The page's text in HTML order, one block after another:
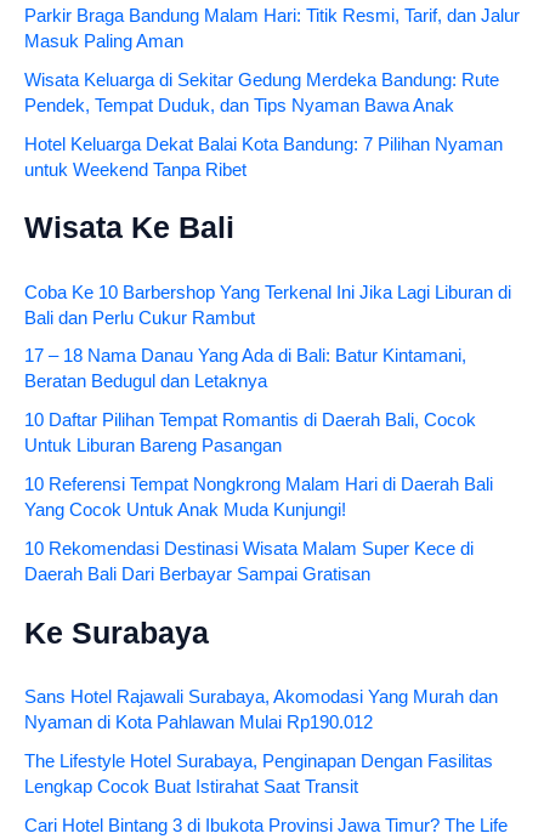
Parkir Braga Bandung Malam Hari: Titik Resmi, Tarif, dan Jalur
Masuk Paling Aman
Wisata Keluarga di Sekitar Gedung Merdeka Bandung: Rute
Pendek, Tempat Duduk, dan Tips Nyaman Bawa Anak
Hotel Keluarga Dekat Balai Kota Bandung: 7 Pilihan Nyaman
untuk Weekend Tanpa Ribet
Wisata Ke Bali
Coba Ke 10 Barbershop Yang Terkenal Ini Jika Lagi Liburan di
Bali dan Perlu Cukur Rambut
17 – 18 Nama Danau Yang Ada di Bali: Batur Kintamani,
Beratan Bedugul dan Letaknya
10 Daftar Pilihan Tempat Romantis di Daerah Bali, Cocok
Untuk Liburan Bareng Pasangan
10 Referensi Tempat Nongkrong Malam Hari di Daerah Bali
Yang Cocok Untuk Anak Muda Kunjungi!
10 Rekomendasi Destinasi Wisata Malam Super Kece di
Daerah Bali Dari Berbayar Sampai Gratisan
Ke Surabaya
Sans Hotel Rajawali Surabaya, Akomodasi Yang Murah dan
Nyaman di Kota Pahlawan Mulai Rp190.012
The Lifestyle Hotel Surabaya, Penginapan Dengan Fasilitas
Lengkap Cocok Buat Istirahat Saat Transit
Cari Hotel Bintang 3 di Ibukota Provinsi Jawa Timur? The Life